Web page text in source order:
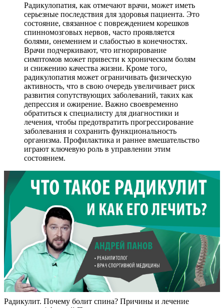
Радикулопатия, как отмечают врачи, может иметь
серьезные последствия для здоровья пациента. Это
состояние, связанное с повреждением корешков
спинномозговых нервов, часто проявляется
болями, онемением и слабостью в конечностях.
Врачи подчеркивают, что игнорирование
симптомов может привести к хроническим болям
и снижению качества жизни. Кроме того,
радикулопатия может ограничивать физическую
активность, что в свою очередь увеличивает риск
развития сопутствующих заболеваний, таких как
депрессия и ожирение. Важно своевременно
обратиться к специалисту для диагностики и
лечения, чтобы предотвратить прогрессирование
заболевания и сохранить функциональность
организма. Профилактика и раннее вмешательство
играют ключевую роль в управлении этим
состоянием.
Радикулит. Почему болит спина? Причины и лечение